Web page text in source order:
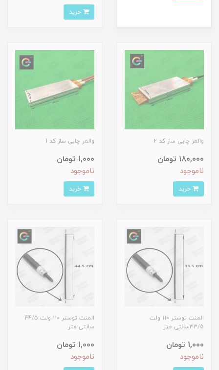
والمر چایی ساز کد 2
180,000 تومان
ناموجود
والمر چایی ساز کد 1
1,000 تومان
ناموجود
المنت توستر 110 ولت
33/5سانتی متر
1,000 تومان
ناموجود
المنت توستر 110 ولت 44/5
سانتی متر
1,000 تومان
ناموجود